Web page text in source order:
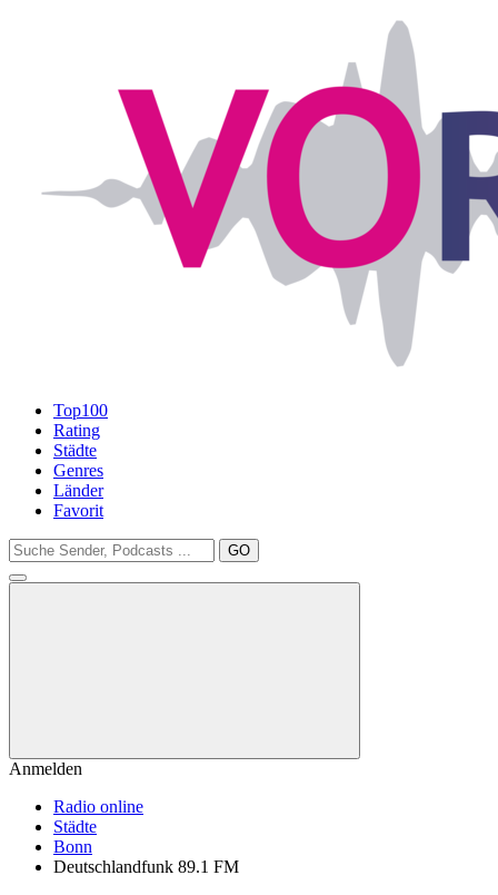
Top100
Rating
Städte
Genres
Länder
Favorit
GO
Anmelden
Radio online
Städte
Bonn
Deutschlandfunk 89.1 FM